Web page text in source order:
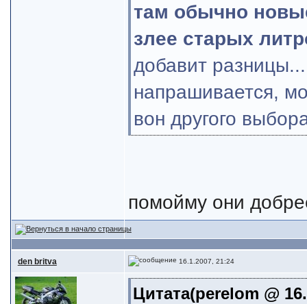
там обычно
злее старых
добавит
напрашивается,
вон другого
помойму они
den britva 16.1.2007, 21:24
Цитата(perelom @